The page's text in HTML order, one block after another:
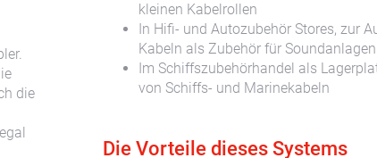
die
kleinen Kabelrollen
In Hifi- und Autozubehör Stores, zur
Kabeln als Zubehör für Soundanlagen
Im Schiffszubehörhandel als
von Schiffs- und Marinekabeln
Die Vorteile dieses Systems